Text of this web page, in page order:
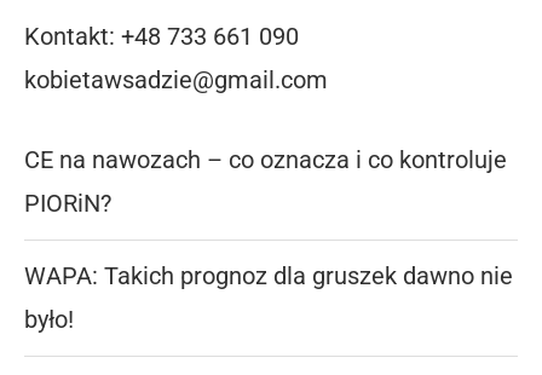
Kontakt: +48 733 661 090
kobietawsadzie@gmail.com
CE na nawozach – co oznacza i co kontroluje
PIORiN?
WAPA: Takich prognoz dla gruszek dawno nie
było!